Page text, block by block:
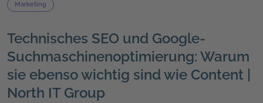
Marketing
Technisches SEO und Google-
Suchmaschinenoptimierung: Warum
sie ebenso wichtig sind wie Content |
North IT Group